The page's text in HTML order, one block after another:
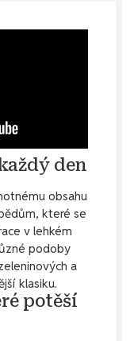
den
obsahu
které se
v lehkém
podoby
a
klasiku.
potěší